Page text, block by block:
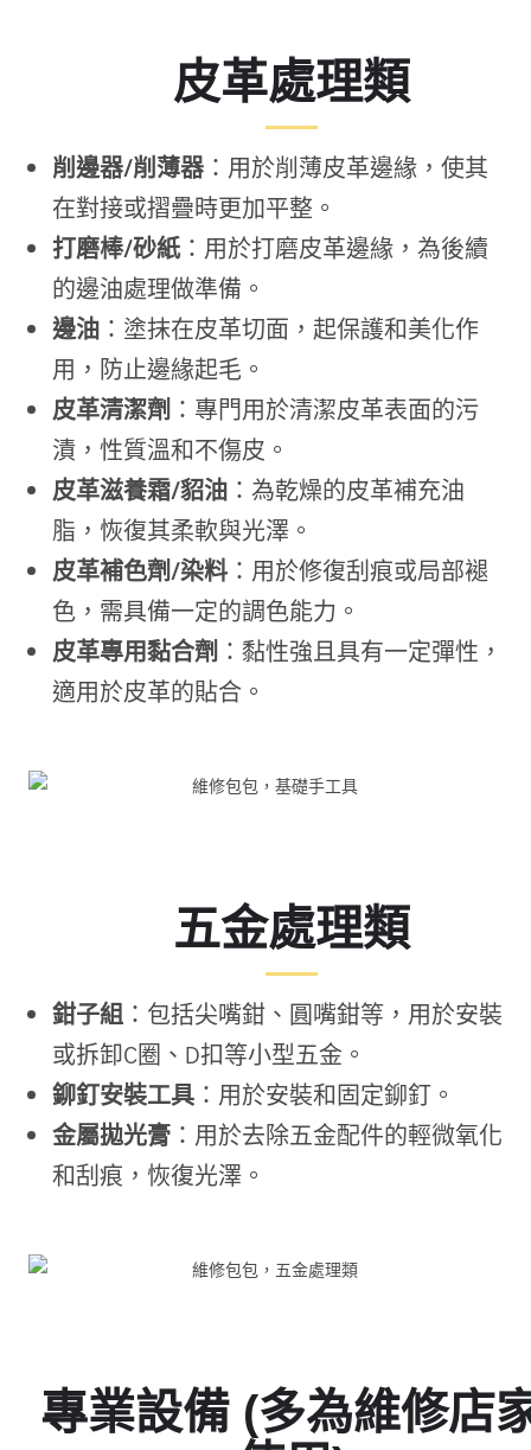
皮革處理類
削邊器/削薄器 ：用於削薄皮革邊緣，使其
在對接或摺疊時更加平整。
打磨棒/砂紙：用於打磨皮革邊緣，為後續
的邊油處理做準備。
邊油 ：塗抹在皮革切面，起保護和美化作
用，防止邊緣起毛。
皮革清潔劑 ：專門用於清潔皮革表面的污
漬，性質溫和不傷皮。
皮革滋養霜/貂油 ：為乾燥的皮革補充油
脂，恢復其柔軟與光澤。
皮革補色劑/染料 ：用於修復刮痕或局部褪
色，需具備一定的調色能力。
皮革專用黏合劑 ：黏性強且具有一定彈性，
適用於皮革的貼合。
五金處理類
鉗子組 ：包括尖嘴鉗、圓嘴鉗等，用於安裝
或拆卸C圈、D扣等小型五金。
鉚釘安裝工具 ：用於安裝和固定鉚釘。
金屬拋光膏 ：用於去除五金配件的輕微氧化
和刮痕，恢復光澤。
專業設備 (多為維修店